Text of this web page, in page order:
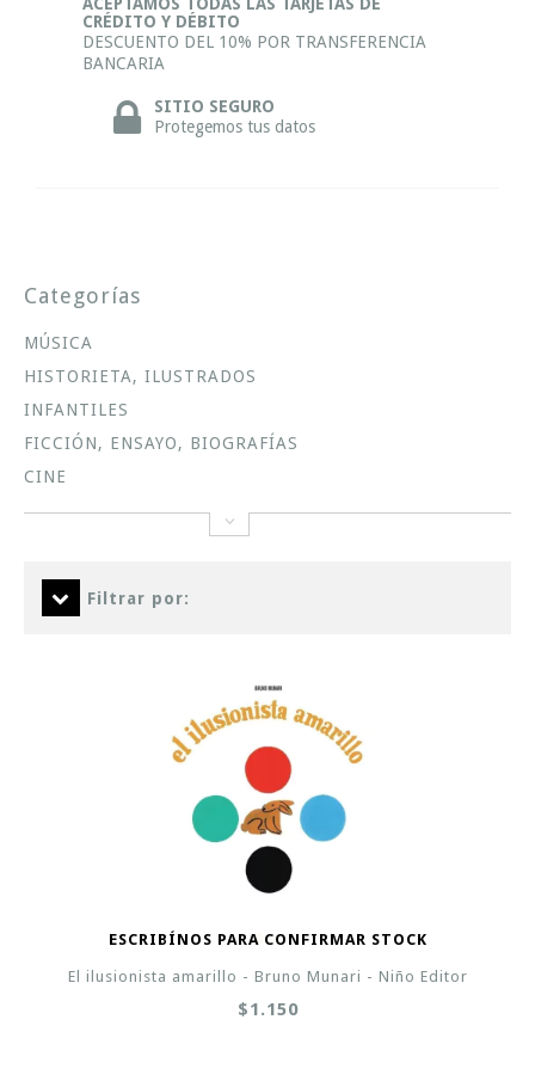
CRÉDITO Y DÉBITO
DESCUENTO DEL 10% POR TRANSFERENCIA
BANCARIA
SITIO SEGURO
Protegemos tus datos
Categorías
MÚSICA
HISTORIETA, ILUSTRADOS
INFANTILES
FICCIÓN, ENSAYO, BIOGRAFÍAS
CINE
Filtrar por:
ESCRIBÍNOS PARA CONFIRMAR STOCK
El ilusionista amarillo - Bruno Munari - Niño Editor
$1.150